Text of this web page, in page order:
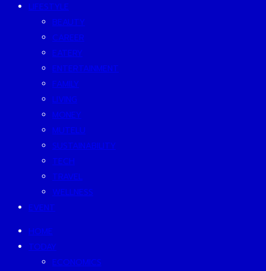
LIFESTYLE
BEAUTY
CAREER
EATERY
ENTERTAINMENT
FAMILY
LIVING
MONEY
MUTELU
SUSTAINABILITY
TECH
TRAVEL
WELLNESS
EVENT
HOME
TODAY
ECONOMICS